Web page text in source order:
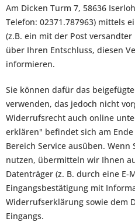
Am Dicken Turm 7, 58636
Telefon: 02371.787963) mittels
(z.B. ein mit der Post
über Ihren Entschluss, diesen
informieren.
Sie können dafür das
verwenden, das jedoch nicht
Widerrufsrecht auch online
erklären" befindet sich am
Bereich Service ausüben.
nutzen, übermitteln wir Ihnen
Datenträger (z. B. durch eine E-
Eingangsbestätigung mit
Widerrufserklärung sowie dem
Eingangs.